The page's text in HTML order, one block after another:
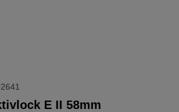
E II 58mm